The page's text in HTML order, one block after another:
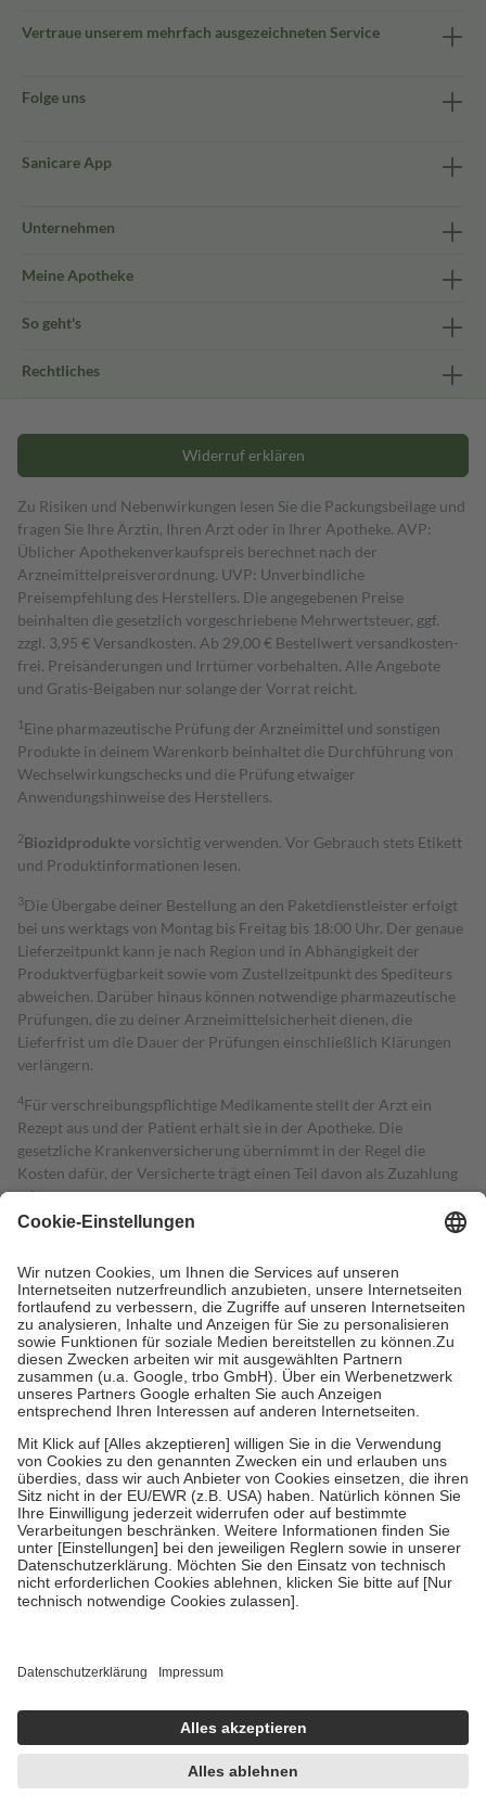
Vertraue unserem mehrfach ausgezeichneten Service
Folge uns
Sanicare App
Unternehmen
Meine Apotheke
So geht's
Rechtliches
Widerruf erklären
Zu Risiken und Nebenwirkungen lesen Sie die Packungsbeilage und
fragen Sie Ihre Ärztin, Ihren Arzt oder in Ihrer Apotheke. AVP:
Üblicher Apothekenverkaufspreis berechnet nach der
Arzneimittelpreisverordnung. UVP: Unverbindliche
Preisempfehlung des Herstellers. Die angegebenen Preise
beinhalten die gesetzlich vorgeschriebene Mehrwertsteuer, ggf.
zzgl. 3,95 € Versandkosten. Ab 29,00 € Bestell­wert versand­kosten­
frei. Preisänderungen und Irrtümer vorbehalten. Alle Angebote
und Gratis-Beigaben nur solange der Vorrat reicht.
1 Eine pharmazeutische Prüfung der Arzneimittel und sonstigen
Produkte in deinem Warenkorb beinhaltet die Durchführung von
Wechselwirkungschecks und die Prüfung etwaiger
Anwendungshinweise des Herstellers.
2Biozidproduktevorsichtig verwenden. Vor Gebrauch stets Etikett
und Produktinformationen lesen.
3Die Übergabe deiner Bestellung an den Paketdienstleister erfolgt
bei uns werktags von Montag bis Freitag bis 18:00 Uhr. Der genaue
Lieferzeitpunkt kann je nach Region und in Abhängigkeit der
Produktverfügbarkeit sowie vom Zustellzeitpunkt des Spediteurs
abweichen. Darüber hinaus können notwendige pharmazeutische
Prüfungen, die zu deiner Arzneimittelsicherheit dienen, die
Lieferfrist um die Dauer der Prüfungen einschließlich Klärungen
verlängern.
4Für verschreibungspflichtige Medikamente stellt der Arzt ein
Rezept aus und der Patient erhält sie in der Apotheke. Die
gesetzliche Krankenversicherung übernimmt in der Regel die
Kosten dafür, der Versicherte trägt einen Teil davon als Zuzahlung
mit.
Grundsätzlich leisten Mitglieder Zuzahlungen in Höhe von zehn
höchstens zehn Euro.
Es sind jedoch nie mehr als die tatsächlichen
Kosten der Leistung zu entrichten.
Diese Regeln gelten grundsätzlich auch für Online-Apotheken.
Bei Heilmitteln und häuslicher Krankenpflege beträgt die
Zuzahlung zehn Prozent der Kosten sowie zehn Euro je
Verordnung.
Um das Engagement der Versicherten für ihre eigene Gesundheit zu
stärken und die besondere Stellung der Familie zu unterstützen,
fallenkeine Zuzahlungenan bei:
• Kindern und Jugendlichen bis zum vollendeten 18. Lebensjahr
mit Ausnahme der Fahrkosten
• Untersuchungen zur Vorsorge und Früherkennung, die von der
GKV getragen werden
• empfohlenen Schutzimpfungen
• Harn- und Blutteststreifen
getroffen, um sicherzustellen, dass es sich um echte Bewertungen
https://help.etrusted.com/hc/de/articles/4419944605341
Einige Bilder und Inhalte wurden unter Zuhilfenahme künstlicher